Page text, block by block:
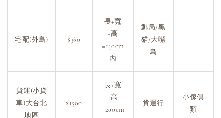
宅配(外島) $360
長+寬
+高
=150cm
內
郵局/黑
貓/大嘴
鳥
貨運(小貨
車)大台北
地區
$1500
長+寬
+高
=200cm
貨運行
小傢俱
類